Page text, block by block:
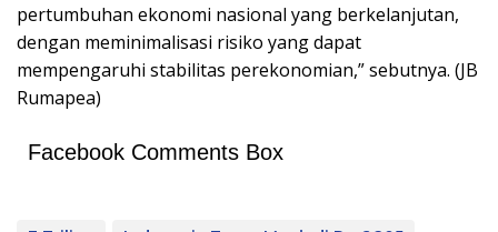
pertumbuhan ekonomi nasional yang berkelanjutan,
dengan meminimalisasi risiko yang dapat
mempengaruhi stabilitas perekonomian,” sebutnya. (JB
Rumapea)
Facebook Comments Box